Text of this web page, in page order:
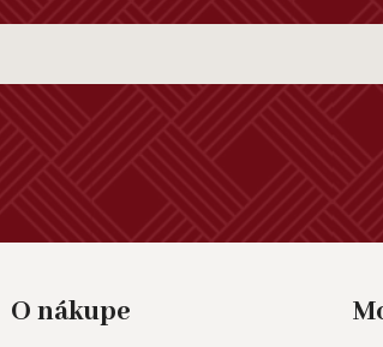
O nákupe